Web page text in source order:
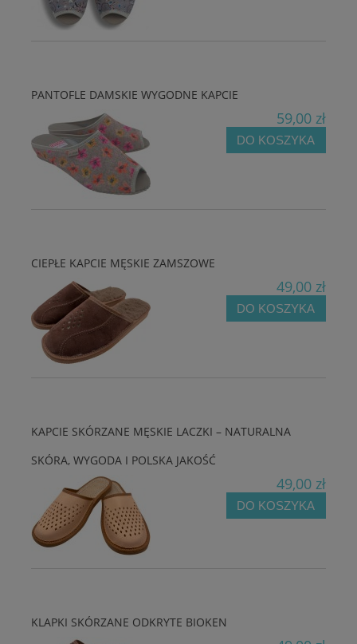
PANTOFLE DAMSKIE WYGODNE KAPCIE
59,00 zł
DO KOSZYKA
CIEPŁE KAPCIE MĘSKIE ZAMSZOWE
49,00 zł
DO KOSZYKA
KAPCIE SKÓRZANE MĘSKIE LACZKI – NATURALNA
SKÓRA, WYGODA I POLSKA JAKOŚĆ
49,00 zł
DO KOSZYKA
KLAPKI SKÓRZANE ODKRYTE BIOKEN